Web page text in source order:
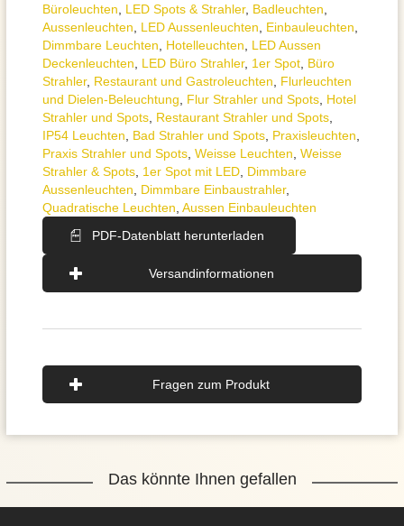
Büroleuchten
LED Spots & Strahler, Badleuchten
Aussen­leuchten
LED Aussenleuchten Einbauleuchten
Dimmbare Leuchten
Hotelleuchten
LED Aussen
Deckenleuchten
LED Büro Strahler, 1er Spot Büro
Strahler, Restaurant und Gastroleuchten
Flurleuchten
und Dielen-Beleuchtung
Flur Strahler und Spots Hotel
Strahler und Spots Restaurant Strahler und Spots
IP54 Leuchten
Bad Strahler und Spots Praxisleuchten
Praxis Strahler und Spots Weisse Leuchten Weisse
Strahler & Spots 1er Spot mit LED Dimmbare
Aussenleuchten
Dimmbare Einbaustrahler,
Quadratische Leuchten Aussen Einbauleuchten
PDF-Datenblatt herunterladen
Versandinformationen
Fragen zum Produkt
Das könnte Ihnen gefallen